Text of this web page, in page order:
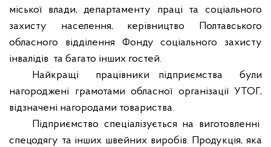
міської влади, департаменту праці та соціального
захисту населення, керівництво Полтавського
обласного відділення Фонду соціального захисту
інвалідів та багато інших гостей.
Найкращі
працівники підприємства
були
нагороджені грамотами обласної організації УТОГ,
відзначені нагородами товариства.
Підприємство спеціалізується на виготовленні
спецодягу та інших швейних виробів. Продукція, яка